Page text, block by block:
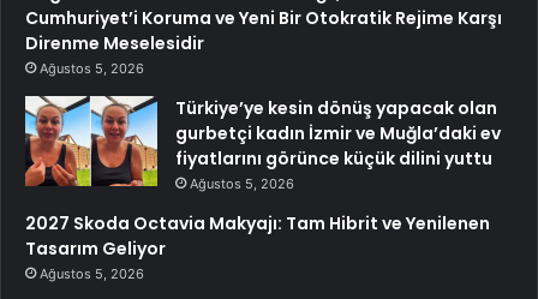
Cumhuriyet’i Koruma ve Yeni Bir Otokratik Rejime Karşı
Direnme Meselesidir
Ağustos 5, 2026
Türkiye’ye kesin dönüş yapacak olan
gurbetçi kadın İzmir ve Muğla’daki ev
fiyatlarını görünce küçük dilini yuttu
Ağustos 5, 2026
2027 Skoda Octavia Makyajı: Tam Hibrit ve Yenilenen
Tasarım Geliyor
Ağustos 5, 2026